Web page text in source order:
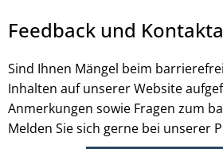
Feedback und
Sind Ihnen Mängel beim
Inhalten auf unserer Website
Anmerkungen sowie Fragen zum
Melden Sie sich gerne bei unserer